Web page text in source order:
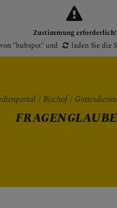
Zustimmung erforderlich!
"hubspot"und laden Sie die
Bischof
FRAGEN